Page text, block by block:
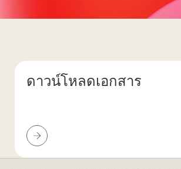
แดง
นามธรรมดาวน์โหลดเอกสาร
ดาวน์โหลด
เอกสาร